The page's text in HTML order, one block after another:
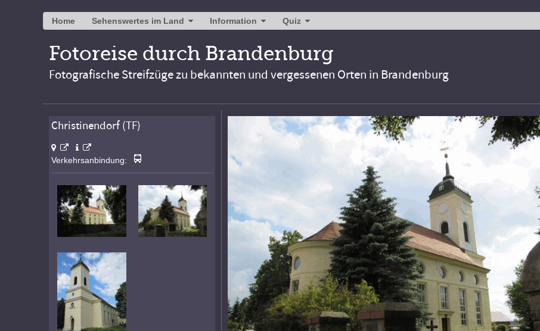
Home Sehenswertes im Land Information Quiz
Fotoreise durch Brandenburg
Fotografische Streifzüge zu bekannten und vergessenen Orten in Brandenburg
Christinendorf (TF)
Verkehrsanbindung: